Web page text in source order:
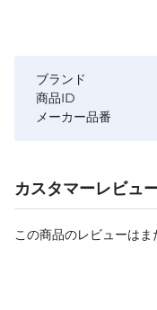
ブランド
商品ID
メーカー品番
カスタマーレビュ
この商品のレビューはま